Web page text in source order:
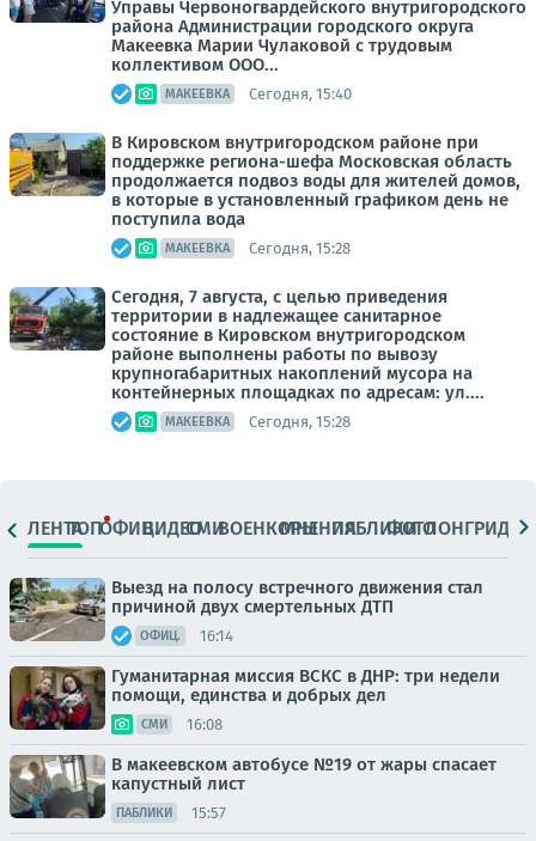
Управы Червоногвардейского внутригородского
района Администрации городского округа
Макеевка Марии Чулаковой с трудовым
коллективом ООО...
МАКЕЕВКА Сегодня, 15:40
В Кировском внутригородском районе при
поддержке региона-шефа Московская область
продолжается подвоз воды для жителей домов,
в которые в установленный графиком день не
поступила вода
МАКЕЕВКА Сегодня, 15:28
Сегодня, 7 августа, с целью приведения
территории в надлежащее санитарное
состояние в Кировском внутригородском
районе выполнены работы по вывозу
крупногабаритных накоплений мусора на
контейнерных площадках по адресам: ул....
МАКЕЕВКА Сегодня, 15:28
ЛЕНТАТОПОФИЦ.ВИДЕОСМИВОЕНКОРЫМНЕНИЯПАБЛИКИ
ФОТОЛОНГРИДЫ
Выезд на полосу встречного движения стал
причиной двух смертельных ДТП
ОФИЦ. 16:14
Гуманитарная миссия ВСКС в ДНР: три недели
помощи, единства и добрых дел
СМИ 16:08
В макеевском автобусе №19 от жары спасает
капустный лист
ПАБЛИКИ 15:57